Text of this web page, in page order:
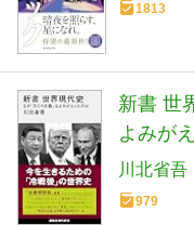
1813
新書 世
よみが
2798)
川北省吾
979